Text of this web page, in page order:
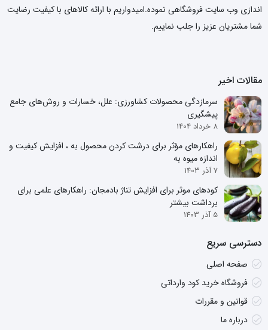
اندازی وب سایت فروشگاهی نموده.امیدواریم با ارائه کالاهای با کیفیت رضایت
شما مشتریان عزیز را جلب نماییم.
مقالات اخیر
سرمازدگی محصولات کشاورزی: علل، خسارات و روش‌های جامع
پیشگیری
8 خرداد 1404
راهکارهای مؤثر برای درشت کردن محصول به ، افزایش کیفیت و
اندازه میوه به
7 آذر 1403
کودهای موثر برای افزایش تناژ بادمجان: راهکارهای علمی برای
برداشت بیشتر
5 آذر 1403
دسترسی سریع
صفحه اصلی
فروشگاه خرید کود وارداتی
قوانین و مقررات
درباره ما